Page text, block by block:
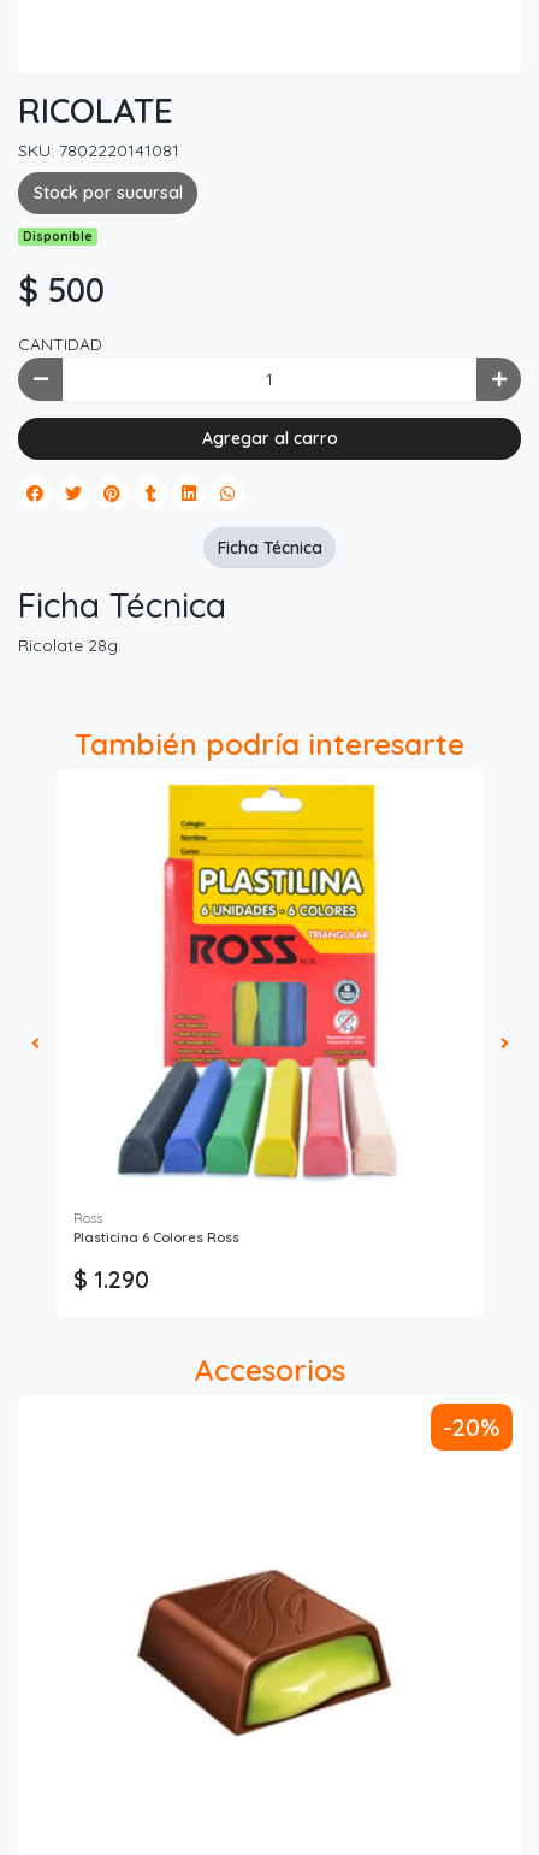
RICOLATE
SKU: 7802220141081
Stock por sucursal
Disponible
$ 500
CANTIDAD
Agregar al carro
Ficha Técnica
Ricolate 28g.
Ficha Técnica
También podría interesarte
Ross
Plasticina 6 Colores Ross
$ 1.290
Accesorios
-20%